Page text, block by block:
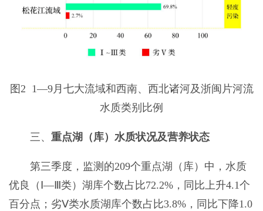
图2 1—9月七大流域和西南、西北诸河及浙闽片河流
水质类别比例
三、 重点湖（库）水质状况及营养状态
第三季度，监测的209个重点湖（库）中，水质
优良（Ⅰ—Ⅲ类）湖库个数占比72.2%，同比上升4.1个
百分点；劣Ⅴ类水质湖库个数占比3.8%，同比下降1.0